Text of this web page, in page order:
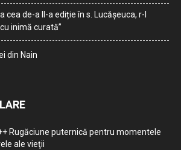
cea de-a II-a ediție în s. Lucășeuca, r-l
inimă curată”
din Nain
Rugăciune puternică pentru momentele
ale vieţii